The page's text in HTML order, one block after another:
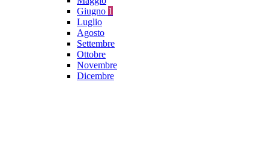
Giugno 1
Luglio
Agosto
Settembre
Ottobre
Novembre
Dicembre